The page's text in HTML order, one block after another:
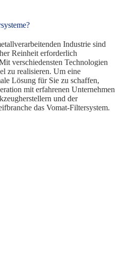
Industrie sind
Reinheit erforderlich
verschiedensten Technologien
zu realisieren. Um eine
Lösung für Sie zu schaffen,
mit erfahrenen Unternehmen
und der
das Vomat-Filtersystem.